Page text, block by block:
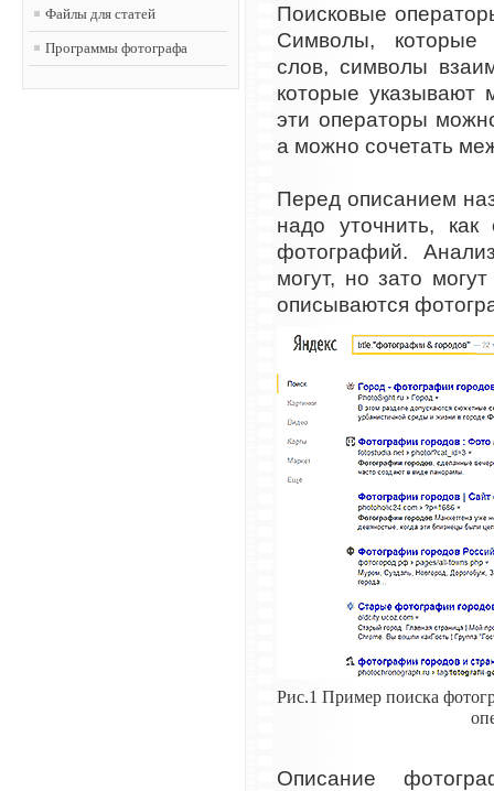
Файлы для статей
Программы фотографа
Поисковые
Символы, которые
слов, символы
которые указывают
эти операторы
а можно сочетать
Перед описанием
надо уточнить,
фотографий.
могут, но зато
описываются
Рис.1 Пример поиска
Описание